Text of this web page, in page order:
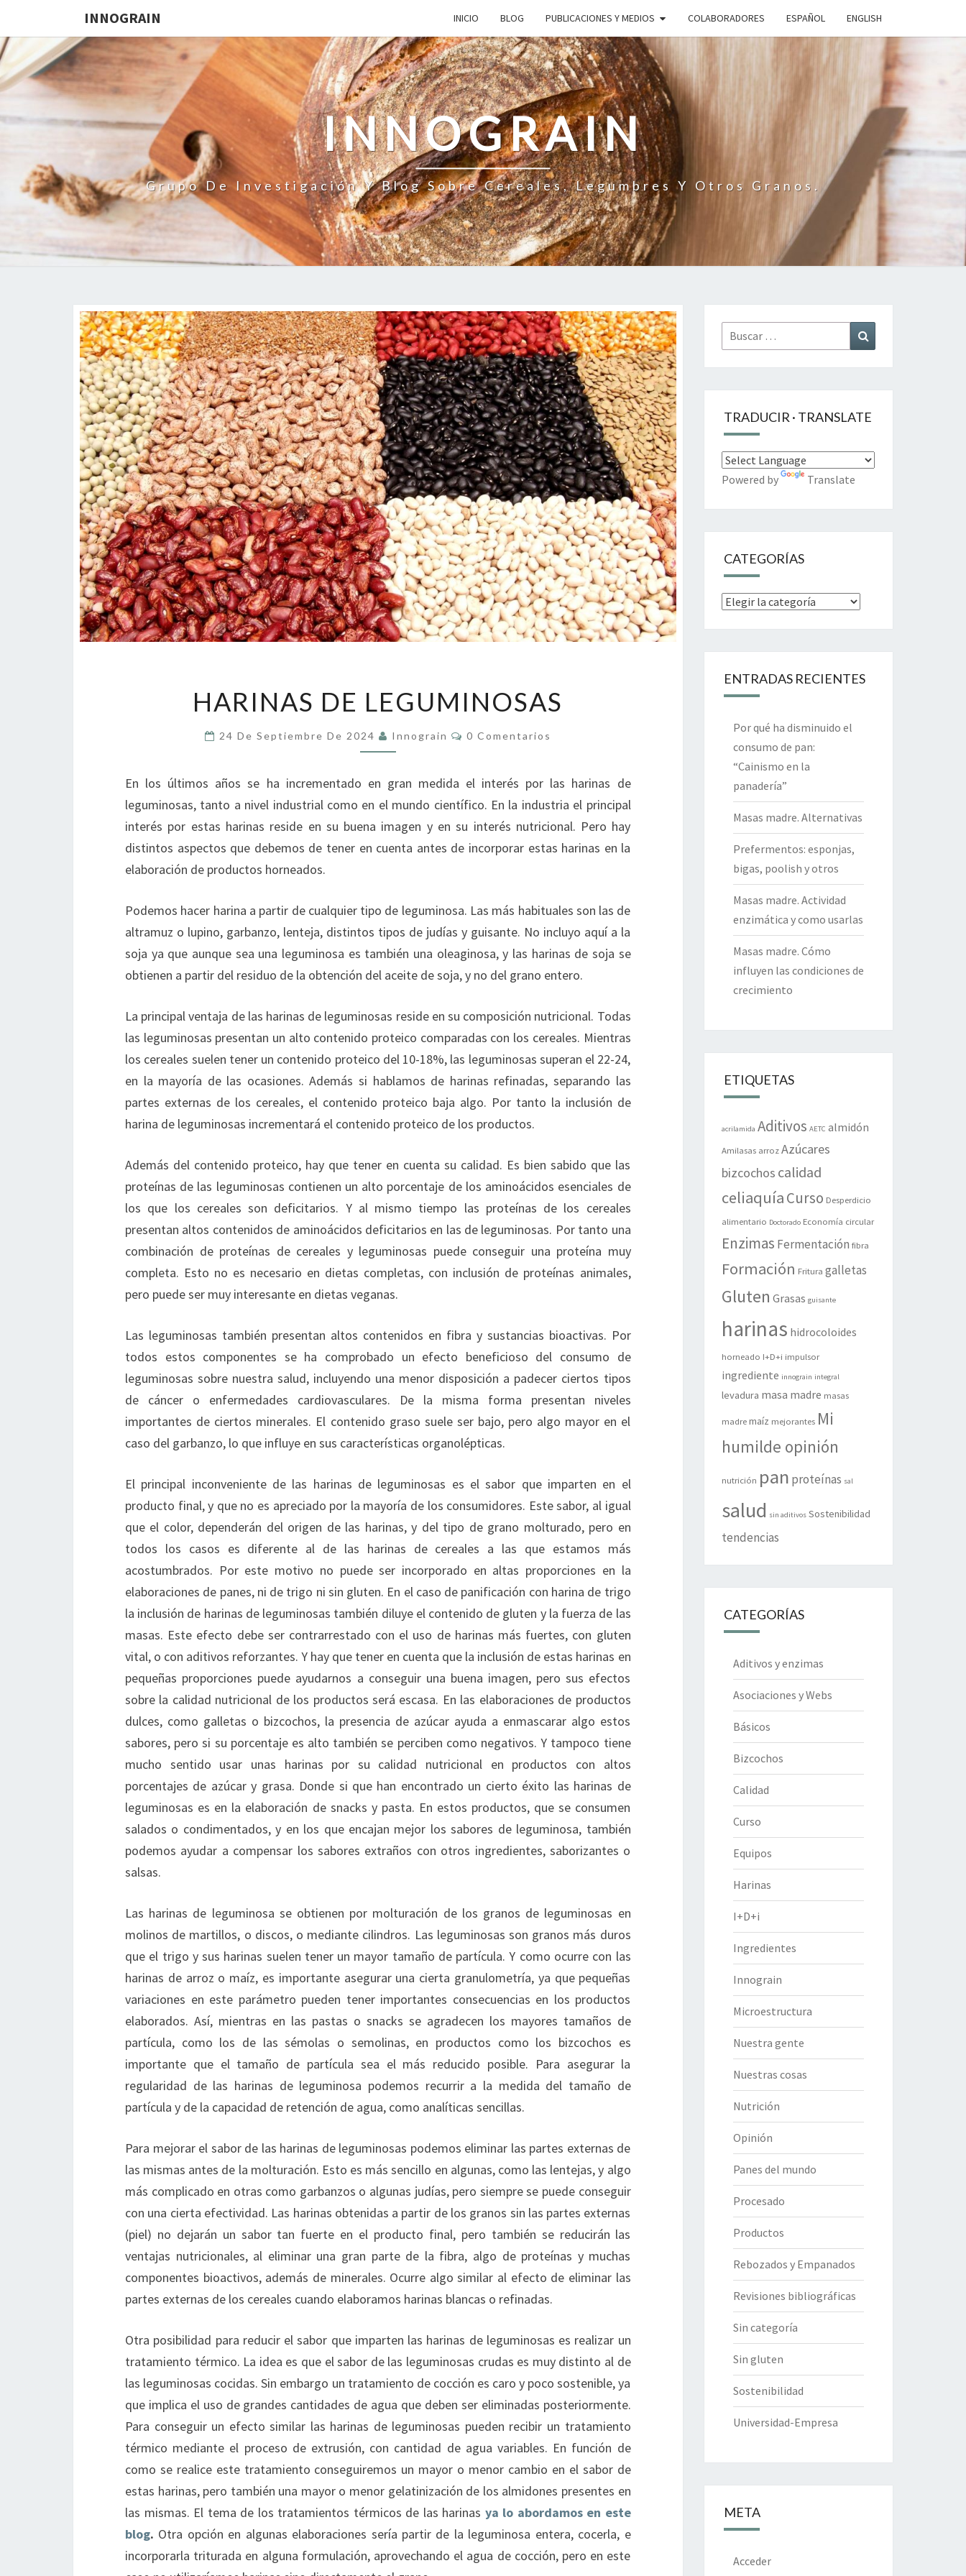
INNOGRAIN INICIO BLOG PUBLICACIONES Y MEDIOS COLABORADORES ESPAÑOL ENGLISH
INNOGRAIN
Grupo De Investigación Y Blog Sobre Cereales, Legumbres Y Otros Granos.
DE
HARINAS DE LEGUMINOSAS
24 De Septiembre De 2024 Innograin Comentarios
0 Comentarios
En los últimos años se ha incrementado en gran medida el interés por las harinas de
leguminosas, tanto a nivel industrial como en el mundo científico. En la industria el principal
interés por estas harinas reside en su buena imagen y en su interés nutricional. Pero hay
distintos aspectos que debemos de tener en cuenta antes de incorporar estas harinas en la
elaboración de productos horneados.
Podemos hacer harina a partir de cualquier tipo de leguminosa. Las más habituales son las de
altramuz o lupino, garbanzo, lenteja, distintos tipos de judías y guisante. No incluyo aquí a la
soja ya que aunque sea una leguminosa es también una oleaginosa, y las harinas de soja se
obtienen a partir del residuo de la obtención del aceite de soja, y no del grano entero.
La principal ventaja de las harinas de leguminosas reside en su composición nutricional. Todas
las leguminosas presentan un alto contenido proteico comparadas con los cereales. Mientras
los cereales suelen tener un contenido proteico del 10-18%, las leguminosas superan el 22-24,
en la mayoría de las ocasiones. Además si hablamos de harinas refinadas, separando las
partes externas de los cereales, el contenido proteico baja algo. Por tanto la inclusión de
harina de leguminosas incrementará el contenido proteico de los productos.
Además del contenido proteico, hay que tener en cuenta su calidad. Es bien sabido que las
proteínas de las leguminosas contienen un alto porcentaje de los aminoácidos esenciales de
los que los cereales son deficitarios. Y al mismo tiempo las proteínas de los cereales
presentan altos contenidos de aminoácidos deficitarios en las de leguminosas. Por tanto una
combinación de proteínas de cereales y leguminosas puede conseguir una proteína muy
completa. Esto no es necesario en dietas completas, con inclusión de proteínas animales,
pero puede ser muy interesante en dietas veganas.
Las leguminosas también presentan altos contenidos en fibra y sustancias bioactivas. Por
todos estos componentes se ha comprobado un efecto beneficioso del consumo de
leguminosas sobre nuestra salud, incluyendo una menor disposición a padecer ciertos tipos
de cáncer o enfermedades cardiovasculares. De la misma forma presentan niveles
importantes de ciertos minerales. El contenido graso suele ser bajo, pero algo mayor en el
caso del garbanzo, lo que influye en sus características organolépticas.
El principal inconveniente de las harinas de leguminosas es el sabor que imparten en el
producto final, y que no es apreciado por la mayoría de los consumidores. Este sabor, al igual
que el color, dependerán del origen de las harinas, y del tipo de grano molturado, pero en
todos los casos es diferente al de las harinas de cereales a las que estamos más
acostumbrados. Por este motivo no puede ser incorporado en altas proporciones en la
elaboraciones de panes, ni de trigo ni sin gluten. En el caso de panificación con harina de trigo
la inclusión de harinas de leguminosas también diluye el contenido de gluten y la fuerza de las
masas. Este efecto debe ser contrarrestado con el uso de harinas más fuertes, con gluten
vital, o con aditivos reforzantes. Y hay que tener en cuenta que la inclusión de estas harinas en
pequeñas proporciones puede ayudarnos a conseguir una buena imagen, pero sus efectos
sobre la calidad nutricional de los productos será escasa. En las elaboraciones de productos
dulces, como galletas o bizcochos, la presencia de azúcar ayuda a enmascarar algo estos
sabores, pero si su porcentaje es alto también se perciben como negativos. Y tampoco tiene
mucho sentido usar unas harinas por su calidad nutricional en productos con altos
porcentajes de azúcar y grasa. Donde si que han encontrado un cierto éxito las harinas de
leguminosas es en la elaboración de snacks y pasta. En estos productos, que se consumen
salados o condimentados, y en los que encajan mejor los sabores de leguminosa, también
podemos ayudar a compensar los sabores extraños con otros ingredientes, saborizantes o
salsas.
Las harinas de leguminosa se obtienen por molturación de los granos de leguminosas en
molinos de martillos, o discos, o mediante cilindros. Las leguminosas son granos más duros
que el trigo y sus harinas suelen tener un mayor tamaño de partícula. Y como ocurre con las
harinas de arroz o maíz, es importante asegurar una cierta granulometría, ya que pequeñas
variaciones en este parámetro pueden tener importantes consecuencias en los productos
elaborados. Así, mientras en las pastas o snacks se agradecen los mayores tamaños de
partícula, como los de las sémolas o semolinas, en productos como los bizcochos es
importante que el tamaño de partícula sea el más reducido posible. Para asegurar la
regularidad de las harinas de leguminosa podemos recurrir a la medida del tamaño de
partícula y de la capacidad de retención de agua, como analíticas sencillas.
Para mejorar el sabor de las harinas de leguminosas podemos eliminar las partes externas de
las mismas antes de la molturación. Esto es más sencillo en algunas, como las lentejas, y algo
más complicado en otras como garbanzos o algunas judías, pero siempre se puede conseguir
con una cierta efectividad. Las harinas obtenidas a partir de los granos sin las partes externas
(piel) no dejarán un sabor tan fuerte en el producto final, pero también se reducirán las
ventajas nutricionales, al eliminar una gran parte de la fibra, algo de proteínas y muchas
componentes bioactivos, además de minerales. Ocurre algo similar al efecto de eliminar las
partes externas de los cereales cuando elaboramos harinas blancas o refinadas.
Otra posibilidad para reducir el sabor que imparten las harinas de leguminosas es realizar un
tratamiento térmico. La idea es que el sabor de las leguminosas crudas es muy distinto al de
las leguminosas cocidas. Sin embargo un tratamiento de cocción es caro y poco sostenible, ya
que implica el uso de grandes cantidades de agua que deben ser eliminadas posteriormente.
Para conseguir un efecto similar las harinas de leguminosas pueden recibir un tratamiento
térmico mediante el proceso de extrusión, con cantidad de agua variables. En función de
como se realice este tratamiento conseguiremos un mayor o menor cambio en el sabor de
estas harinas, pero también una mayor o menor gelatinización de los almidones presentes en
las mismas. El tema de los tratamientos térmicos de las harinas ya lo abordamos en este
blog. Otra opción en algunas elaboraciones sería partir de la leguminosa entera, cocerla, e
incorporarla triturada en alguna formulación, aprovechando el agua de cocción, pero en este
Buscar
por:
TRADUCIR · TRANSLATE
Powered by Translate
CATEGORÍAS
Categorías
ENTRADAS RECIENTES
Por qué ha disminuido el
consumo de pan:
“Cainismo en la
panadería”
Masas madre. Alternativas
Prefermentos: esponjas,
bigas, poolish y otros
Masas madre. Actividad
enzimática y como usarlas
Masas madre. Cómo
influyen las condiciones de
crecimiento
ETIQUETAS
acrilamida Aditivos AETC almidón
Amilasas arroz Azúcares
bizcochos calidad
celiaquíaCurso Desperdicio
alimentario Doctorado Economía circular
Enzimas Fermentación fibra
Formación Fritura galletas
Gluten Grasas guisante
harinas hidrocoloides
horneado I+D+i impulsor
ingrediente innograin integral
levadura masa madre masas
madre maíz mejorantes Mi
humilde opinión
nutrición pan proteínas sal
salud sin aditivos Sostenibilidad
tendencias
CATEGORÍAS
Aditivos y enzimas
Asociaciones y Webs
Básicos
Bizcochos
Calidad
Curso
Equipos
Harinas
I+D+i
Ingredientes
Innograin
Microestructura
Nuestra gente
Nuestras cosas
Nutrición
Opinión
Panes del mundo
Procesado
Productos
Rebozados y Empanados
Revisiones bibliográficas
Sin categoría
Sin gluten
Sostenibilidad
Universidad-Empresa
META
Acceder